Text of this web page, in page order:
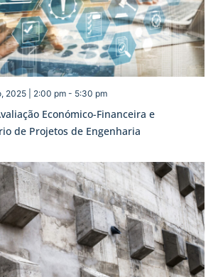
Económico-Financeira e
de Projetos de Engenharia
2025 | 2:00 pm- 5:30 pm